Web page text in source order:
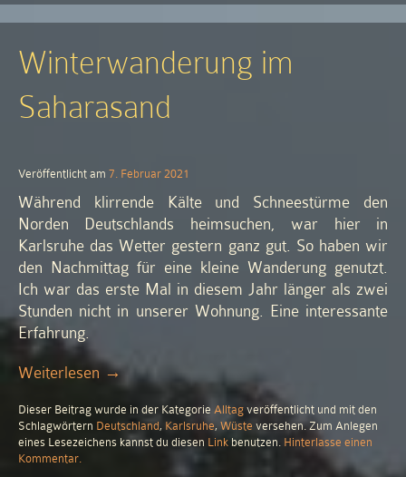
der
Winterwanderung im
Saharasand
Veröffentlicht am 7. Februar 2021
Während klirrende Kälte und Schneestürme den
Norden Deutschlands heimsuchen, war hier in
Karlsruhe das Wetter gestern ganz gut. So haben wir
den Nachmittag für eine kleine Wanderung genutzt.
Ich war das erste Mal in diesem Jahr länger als zwei
Stunden nicht in unserer Wohnung. Eine interessante
Erfahrung.
Weiterlesen „Winterwanderung
Saharasand“
→
Dieser Beitrag wurde in der Kategorie Alltag veröffentlicht und mit den
Schlagwörtern Deutschland, Karlsruhe, Wüste versehen. Zum Anlegen
eines Lesezeichens kannst du diesen Link benutzen. Hinterlasse einen
Kommentarzu
.